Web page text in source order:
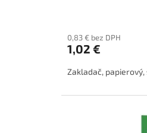
0,83 € bez DPH
1,02 €
Zakladač, papierový,